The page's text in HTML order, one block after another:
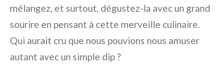
mélangez, et surtout, dégustez-la avec un grand
sourire en pensant à cette merveille culinaire.
Qui aurait cru que nous pouvions nous amuser
autant avec un simple dip ?